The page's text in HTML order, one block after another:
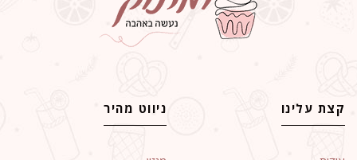
קצת עלינו ניווט מהיר